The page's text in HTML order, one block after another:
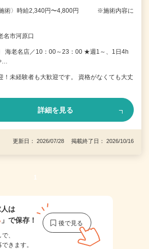
施術〉時給2,340円〜4,800円 ※施術内容に
名市河原口
海老名店／10：00～23：00 ★週1～、1日4h
…
！未経験者も大歓迎です。 資格がなくても大丈
詳細を見る
更新日： 2026/07/28 掲載終了日： 2026/10/16
1
は
」で保存！
、
きます。